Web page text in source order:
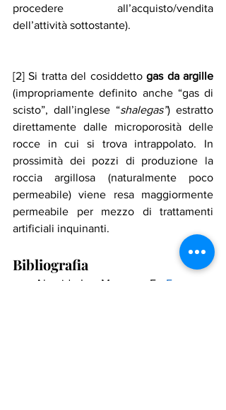
procedere all’acquisto/vendita
dell’attività sottostante).
[2] Si tratta del cosiddetto gas da argille
(impropriamente definito anche “gas di
scisto”, dall’inglese “shalegas”) estratto
direttamente dalle microporosità delle
rocce in cui si trova intrappolato. In
prossimità dei pozzi di produzione la
roccia argillosa (naturalmente poco
permeabile) viene resa maggiormente
permeabile per mezzo di trattamenti
artificiali inquinanti.
Bibliografia
Almeida I. e Mazneva E., European